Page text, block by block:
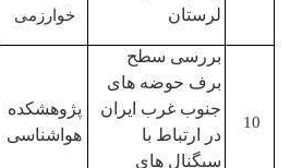
خوارزمی
بررسی سطح
برف حوضه های
جنوب غرب ایران
در ارتباط با
سیگنال های
پژوهشکده
هواشناسی
1387